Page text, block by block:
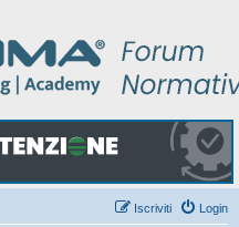
Login
Iscriviti